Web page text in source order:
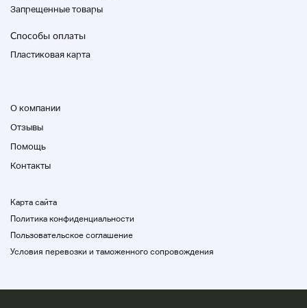
Запрещенные товары
Способы оплаты
Пластиковая карта
О компании
Отзывы
Помощь
Контакты
Карта сайта
Политика конфиденциальности
Пользовательское соглашение
Условия перевозки и таможенного сопровождения